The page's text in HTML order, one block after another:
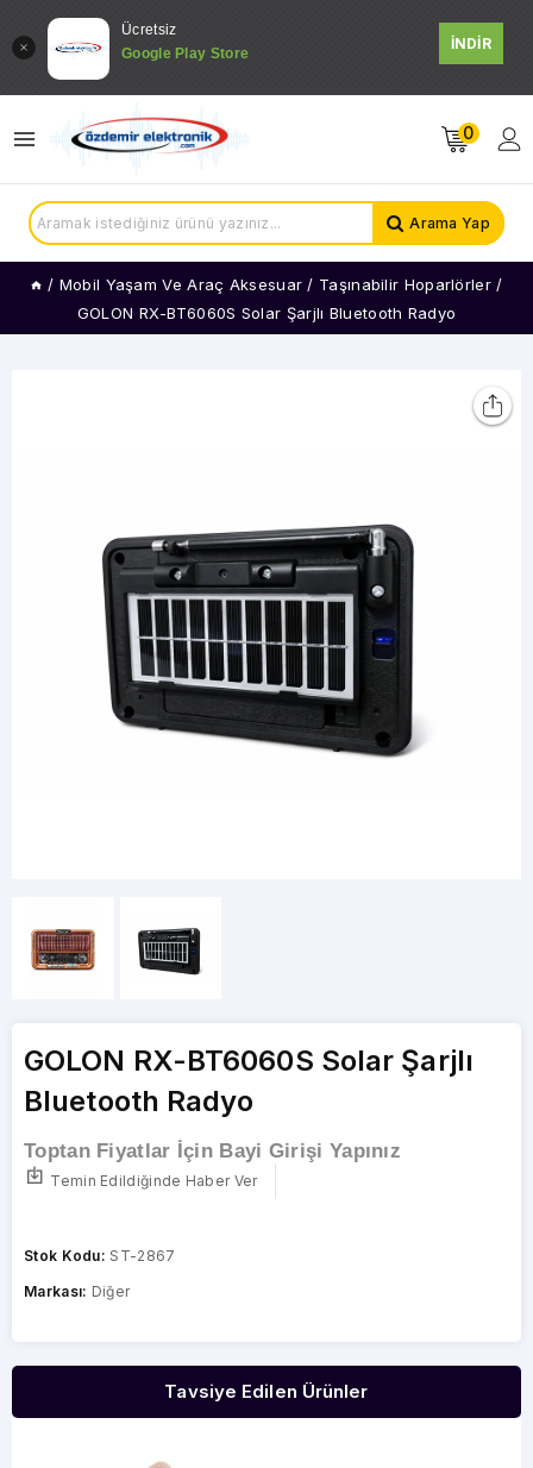
Ücretsiz
Google Play Store
İNDİR
0
Arama Yap
/ Mobil Yaşam Ve Araç Aksesuar / Taşınabilir Hoparlörler /
GOLON RX-BT6060S Solar Şarjlı Bluetooth Radyo
GOLON RX-BT6060S Solar Şarjlı
Bluetooth Radyo
Toptan Fiyatlar İçin Bayi Girişi Yapınız
Temin Edildiğinde Haber Ver
Stok Kodu: ST-2867
Markası: Diğer
Tavsiye Edilen Ürünler